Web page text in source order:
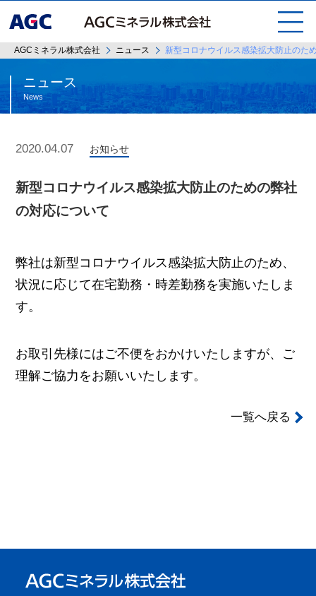
AGCミネラル株式会社 ニュース 新型コロナウイルス感染拡大防止のた
ニュース
News
2020.04.07 お知らせ
新型コロナウイルス感染拡大防止のための弊社
の対応について
弊社は新型コロナウイルス感染拡大防止のため、
状況に応じて在宅勤務・時差勤務を実施いたしま
す。
お取引先様にはご不便をおかけいたしますが、ご
理解ご協力をお願いいたします。
一覧へ戻る